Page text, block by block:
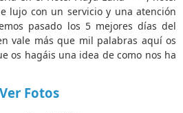
lujo con un servicio y una atención
pasado los 5 mejores días del
vale más que mil palabras aquí os
os hagáis una idea de como nos ha
Ver Fotos